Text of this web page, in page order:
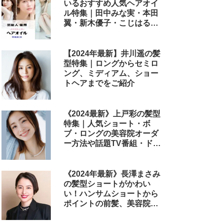
いるおすすめ人気ヘアオイ
ル特集｜田中みな実・本田
翼・新木優子・こじはる・
テムまとめ
【2024年最新】井川遥の髪
型特集｜ロングからセミロ
ング、ミディアム、ショー
トヘアまでをご紹介
《2024最新》上戸彩の髪型
特集｜人気ショート・ボ
ブ・ロングの美容院オーダ
ー方法や話題TV番組・ドラ
《2024年最新》長澤まさみ
の髪型ショートがかわい
い！ハンサムショートから
ポイントの前髪、美容院で